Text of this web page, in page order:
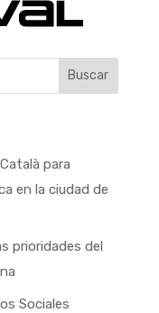
Buscar
para
en la ciudad de
prioridades del
Sociales